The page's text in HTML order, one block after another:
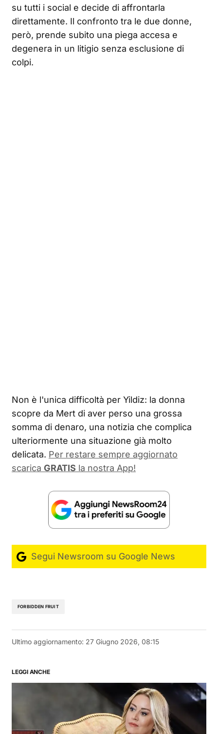
su tutti i social e decide di affrontarla
direttamente. Il confronto tra le due donne,
però, prende subito una piega accesa e
degenera in un litigio senza esclusione di
colpi.
Non è l'unica difficoltà per Yildiz: la donna
scopre da Mert di aver perso una grossa
somma di denaro, una notizia che complica
ulteriormente una situazione già molto
delicata. Per restare sempre aggiornato
scarica GRATIS la nostra App!
Segui Newsroom su Google News
FORBIDDEN FRUIT
Ultimo aggiornamento: 27 Giugno 2026, 08:15
LEGGI ANCHE